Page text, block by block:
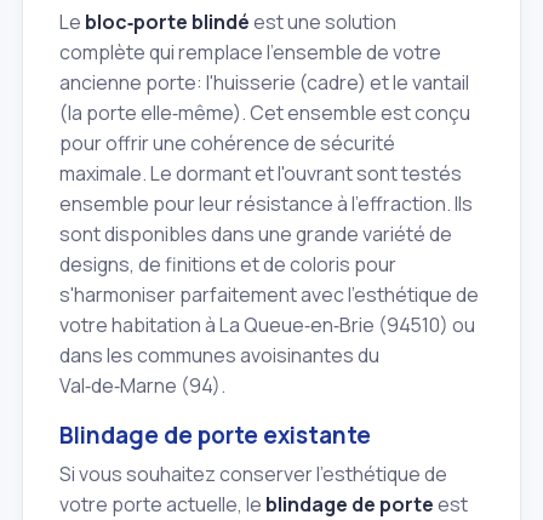
Le bloc‑porte blindéest une solution
complète qui remplace l'ensemble de votre
ancienne porte: l'huisserie (cadre) et le vantail
(la porte elle‑même). Cet ensemble est conçu
pour offrir une cohérence de sécurité
maximale. Le dormant et l'ouvrant sont testés
ensemble pour leur résistance à l'effraction. Ils
sont disponibles dans une grande variété de
designs, de finitions et de coloris pour
s'harmoniser parfaitement avec l'esthétique de
votre habitation à La Queue‑en‑Brie (94510) ou
dans les communes avoisinantes du
Val‑de‑Marne (94).
Blindage de porte existante
Si vous souhaitez conserver l'esthétique de
votre porte actuelle, le blindage de porteest